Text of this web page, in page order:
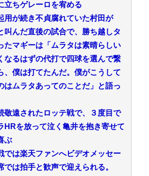
立ちゲレーロを宥める
用が続き不貞腐れていた村田が
叫んだ直後の試合で、勝ち越しタ
たマギーは「ムラタは素晴らしい
なるはずの代打で四球を選んで繋
、僕は打てたんだ。僕がこうして
はムラタあってのことだ」と語っ
敬遠されたロッテ戦で、３度目で
HRを放って泣く亀井を抱き寄せて
ぶ
では楽天ファンへビデオメッセー
では拍手と歓声で迎えられる。